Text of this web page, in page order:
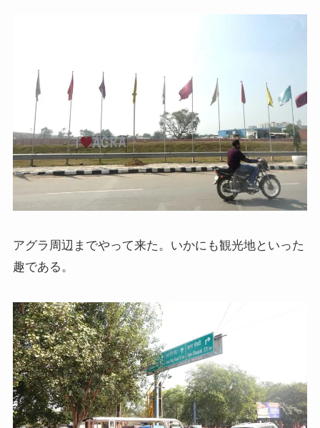
ドストエフスキーゆかりの地を巡る旅
秋に記す夏の印象～パリ・ジョージアの旅
ドストエフスキー、妻と歩んだ運命の旅～狂気と愛
の西欧旅行
独ソ戦・冷戦下の世界
レーニン・スターリン時代のソ連の歴史
独ソ戦～ソ連とナチスの絶滅戦争
スターリンとヒトラーの虐殺・ホロコースト
冷戦世界の歴史・思想・文学に学ぶ
アグラ周辺までやって来た。いかにも観光地といった
趣である。